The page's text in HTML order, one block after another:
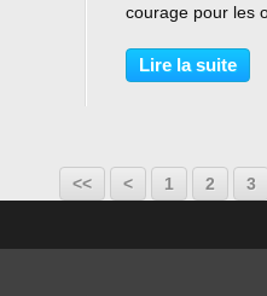
courage pour les
fonctionnement
I. Une IV
Lire la suite
<< < 1 2 3